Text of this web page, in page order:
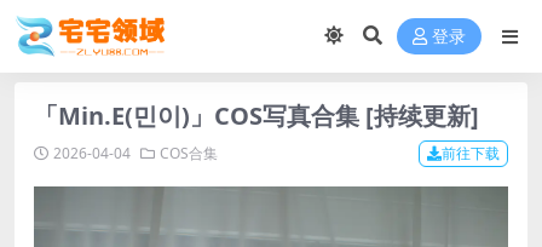
登录
「Min.E(민이)」COS写真合集 [持续更新]
2026-04-04 COS合集 前往下载